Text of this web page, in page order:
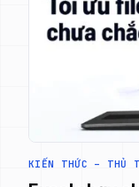
KIẾN THỨC – THỦ